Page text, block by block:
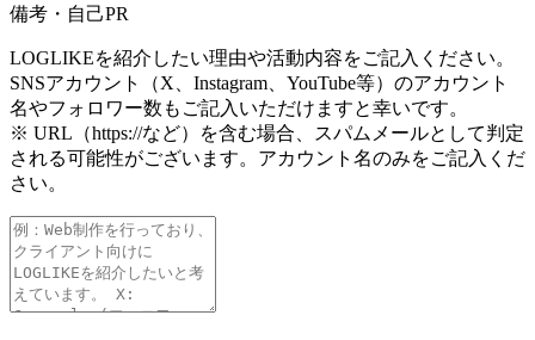
備考・自己PR
LOGLIKEを紹介したい理由や活動内容をご記入ください。
SNSアカウント（X、Instagram、YouTube等）のアカウント
名やフォロワー数もご記入いただけますと幸いです。
※ URL（https://など）を含む場合、スパムメールとして判定
される可能性がございます。アカウント名のみをご記入くだ
さい。